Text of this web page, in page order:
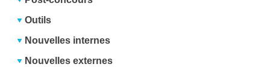
Outils
Nouvelles internes
Nouvelles externes